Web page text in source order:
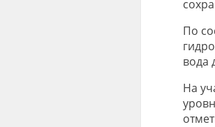
По
вода
На